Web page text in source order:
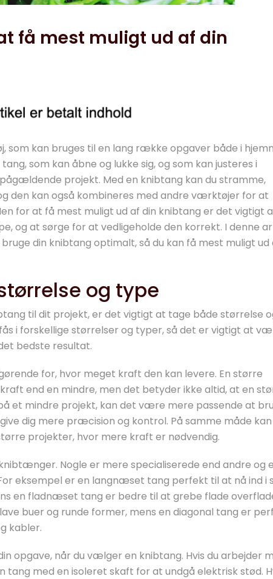
få mest muligt ud af din
som kan bruges til en lang række opgaver både i
som kan åbne og lukke sig, og som kan justeres i
projekt. Med en knibtang kan du stramme,
den kan også kombineres med andre værktøjer for at
for at få mest muligt ud af din knibtang er det vigtigt
og at sørge for at vedligeholde den korrekt. I denne
din knibtang optimalt, så du kan få mest muligt ud
og type
til dit projekt, er det vigtigt at tage både størrelse
i forskellige størrelser og typer, så det er vigtigt at
bedste resultat.
for, hvor meget kraft den kan levere. En større
end en mindre, men det betyder ikke altid, at en
et mindre projekt, kan det være mere passende at
dig mere præcision og kontrol. På samme måde
projekter, hvor mere kraft er nødvendig.
Nogle er mere specialiserede end andre og
eksempel er en langnæset tang perfekt til at nå ind i
en fladnæset tang er bedre til at grebe flade
buer og runde former, mens en diagonal tang er
kabler.
opgave, når du vælger en knibtang. Hvis du arbejder
tang med en isoleret skaft for at undgå elektrisk stød.